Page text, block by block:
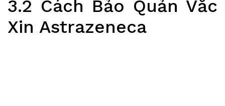
3.2 Cách Bảo Quản Vắc
Xin Astrazeneca